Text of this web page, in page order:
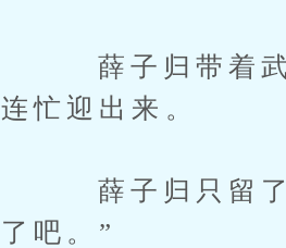
薛子归带着武灵
连忙迎出来。
薛子归只留了两
了吧。”